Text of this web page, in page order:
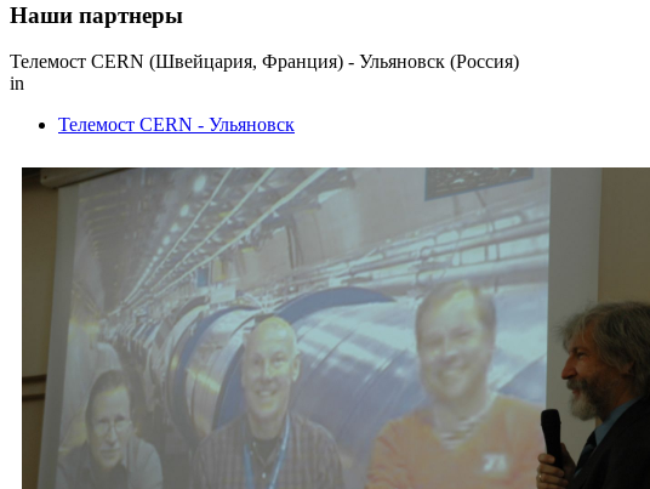
Наши партнеры
Телемост CERN (Швейцария, Франция) - Ульяновск (Россия)
in
Телемост CERN - Ульяновск